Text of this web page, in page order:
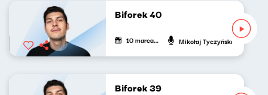
Biforek 40
10 marca 2023 Mikołaj Tyczyński
Biforek 39